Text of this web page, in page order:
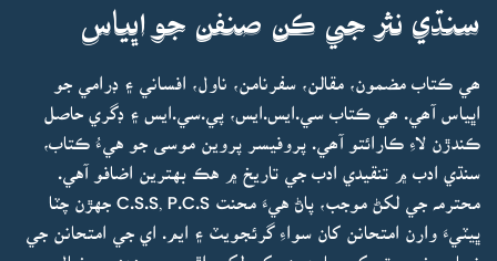
سنڌي نثر جي ڪن صنفن جو اڀياس
ھي ڪتاب مضمون، مقالن، سفرنامن، ناول، افساني ۽ ڊرامي جو
اڀياس آھي. ھي ڪتاب سي.ايس.ايس، پي.سي.ايس ۽ ڊگري حاصل
ڪندڙن لاءِ ڪارائتو آھي. پروفيسر پروين موسى جو هيءُ ڪتاب،
سنڌي ادب ۾ تنقيدي ادب جي تاريخ ۾ هڪ بهترين اضافو آهي.
محترمہ جي لکڻ موجب، پاڻ هيءَ محنت C.S.S, P.C.S جهڙن چٽا
ڀيٽيءَ وارن امتحانن کان سواءِ گرئجويٽ ۽ ايم. اي جي امتحانن جي
نصابي ضرورتن کي سامھون رکي لکيو اٿس، پر منھنجي خيال ۾،